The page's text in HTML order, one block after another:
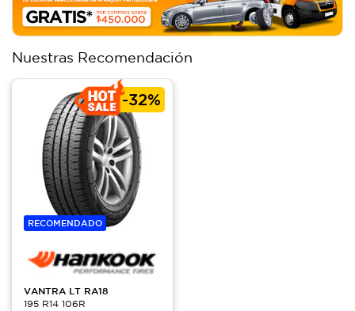
Nuestras Recomendación
-32%
RECOMENDADO
VANTRA LT RA18
195 R14 106R